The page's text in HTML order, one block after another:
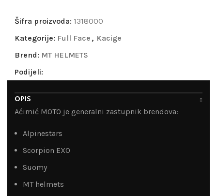
Šifra proizvoda: 1318000
Kategorije: Full Face , Kacige
Brend: MT HELMETS
Podijeli:
OPIS
Aćimić MOTO je generalni zastupnik brendova:
Alpinestars
Scorpion EXO
Suomy
MT helmets